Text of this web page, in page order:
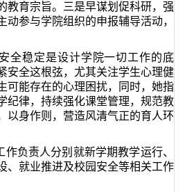
教育宗旨。三是早谋划促科研，强
动参与学院组织的申报辅导活动，
全稳定是设计学院一切工作的底
安全这根弦，尤其关注学生心理健
可能存在的心理困扰，同时，她指
纪律，持续强化课堂管理，规范教
以身作则，营造风清气正的育人环
负责人分别就新学期教学运行、
、就业推进及校园安全等相关工作